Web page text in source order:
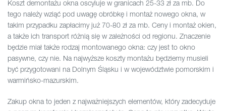
Koszt demontażu okna oscyluje w granicach 25-33 zł za mb. Do
tego należy wziąć pod uwagę obróbkę i montaż nowego okna, w
takim przypadku zapłacimy już 70-80 zł za mb. Ceny i montaż okien,
a także ich transport różnią się w zależności od regionu. Znaczenie
będzie miał także rodzaj montowanego okna: czy jest to okno
pasywne, czy nie. Na najwyższe koszty montażu będziemy musieli
być przygotowani na Dolnym Śląsku i w województwie pomorskim i
warmińsko-mazurskim.
Zakup okna to jeden z najważniejszych elementów, który zadecyduje